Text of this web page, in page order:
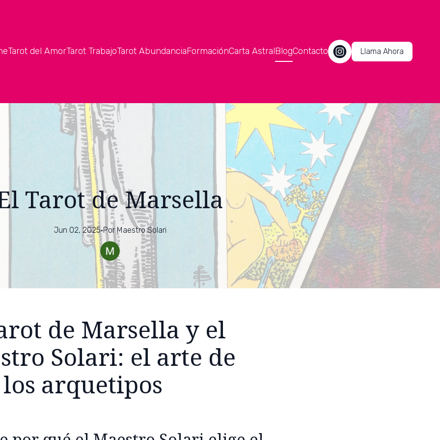
Tarot del AmorTarot TrabajoTarot AbundanciaFormaciónCarta AstralBlogContacto Llama Ahora
Tarot de Marsella
Jun 02, 2025·Por Maestro Solari
de Marsella y el
Solari: el arte de
arquetipos